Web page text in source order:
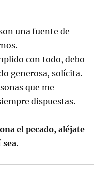
una fuente de
con todo, debo
generosa, solícita.
que me
dispuestas.
el pecado, aléjate